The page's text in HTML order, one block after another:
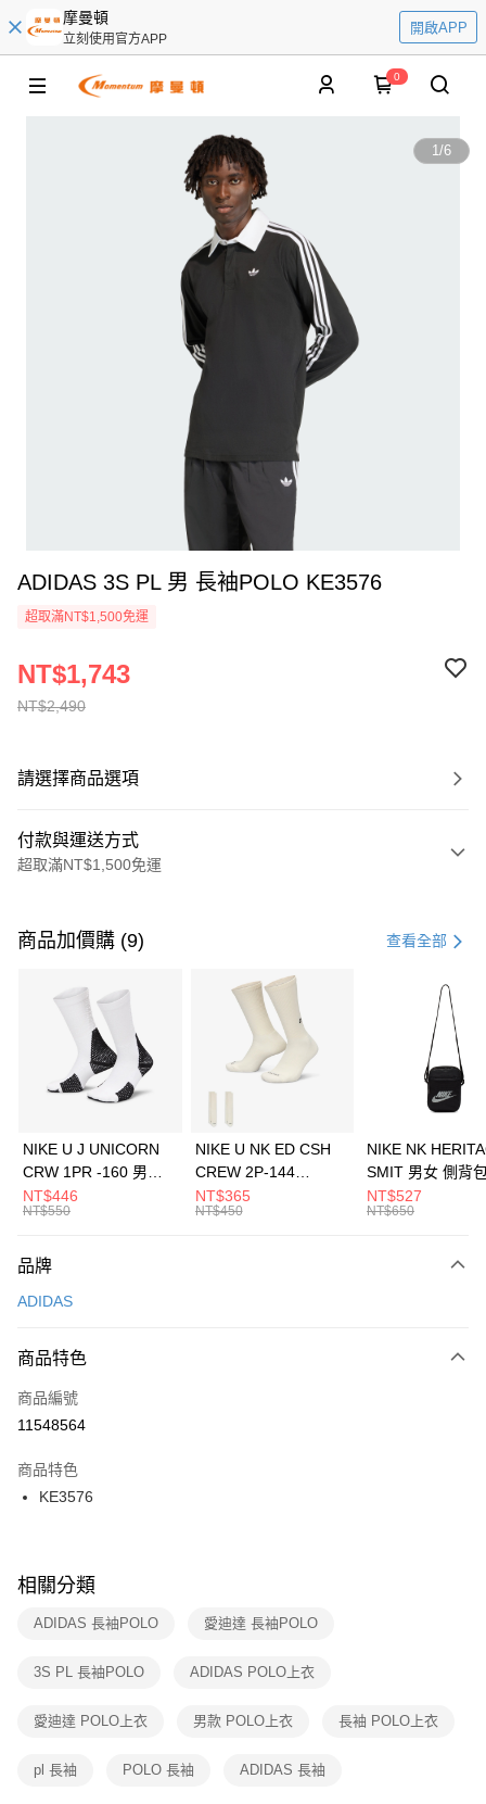
摩曼頓
立刻使用官方APP
開啟APP
0
1/6
ADIDAS 3S PL 男 長袖POLO KE3576
超取滿NT$1,500免運
NT$2,490
NT$1,743
請選擇商品選項
付款與運送方式
超取滿NT$1,500免運
信用卡一次付款
3 期 0 利率 每期 21家銀行
合作金庫商業銀行
第一商業銀行
華南商業銀行
彰化商業銀行
上海商業儲蓄銀行
元大商業銀行
台灣樂天信用卡公司
Apple Pay
全盈+PAY
AFTEE先享後付
【關於「AFTEE先享後付」】
便利好安心！
３．安心：先確認商品／服務後，再付款。
【「AFTEE先享後付」結帳流程】
１．於結帳方式選擇「AFTEE先享後付」後，將跳轉至「AFTEE先享後付」
２．訂單成立數日內，您將收到繳費通知簡訊。
３．收到繳費通知簡訊後14天內，點擊此簡訊中的連結，可透過四大超商／
ATM／網路銀行／等多元方式進行付款，方視為交易完成。
※ 交易是否成功請以「AFTEE先享後付 」之結帳頁面顯示為準，若有關於
是否繳費成功／繳費後需取消欲退款等相關疑問，請聯繫「AFTEE先享後付
客戶支援中心」https://netprotections.freshdesk.com/support/home
１．透過由恩沛科技股份有限公司提供之「AFTEE先享後付」服務完成之交
權轉讓予恩沛科技股份有限公司。
３．未成年的使用者請事先徵得法定代理人或監護人之同意方可使用
運送方式
每筆NT$100，滿NT$1,500(含以上)免運費
宅配
每筆NT$100，滿NT$1,500(含以上)免運費
付款後門市自取
每筆NT$100，滿NT$1,500(含以上)免運費
商品加價購 (9) 查看全部
NIKE U J UNICORN
CRW 1PR -160 男女
中統襪 FZ3393100
NT$446
NT$550
NIKE U NK ED CSH
CREW 2P-144
EMBRDY 男女 短統襪
FZ3073133
NT$365
NT$450
NIKE NK
SMIT 男女 側背
BA5871010
NT$527
NT$650
品牌
ADIDAS
商品特色
商品編號
11548564
商品特色
KE3576
相關分類
ADIDAS 長袖POLO 愛迪達 長袖POLO
3S PL 長袖POLO ADIDAS POLO上衣
愛迪達 POLO上衣 男款 POLO上衣 長袖 POLO上衣
pl 長袖 POLO 長袖 ADIDAS 長袖